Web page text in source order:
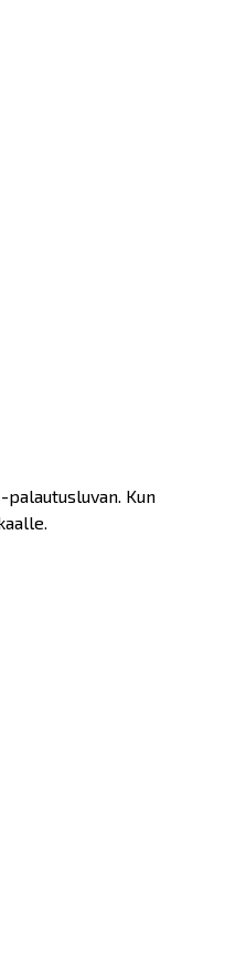
Kun